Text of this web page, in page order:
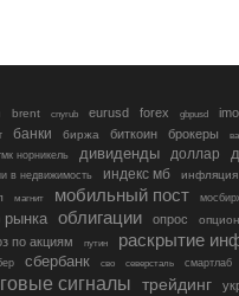
brent cnyrub eurusd forex gbpusd
банки биржа биткоин брокеры
норникель
дивиденды доллар
в недвижимость индекс мб
инфляция
магнит мобильный пост
рынка облигации опрос
по акциям путин раскрытие
сбербанк сво северсталь смартлаб
сигналы трейдинг